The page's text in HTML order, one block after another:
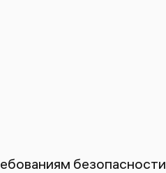
безопасности